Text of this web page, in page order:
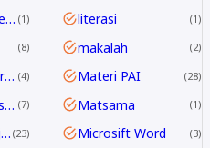
Linieritas Pembelajaran 1 literasi 1
8 makalah 2
Materi MPLS terbaru 4 Materi PAI 28
Materi PAI Kelas 10 7 Matsama 1
media pembelajaran 23 Microsift Word 3